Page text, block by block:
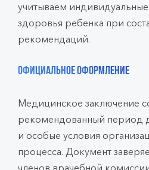
учитываем
здоровья ребенка при
рекомендаций.
Официальное оформление
Медицинское заключение
рекомендованный период
и особые условия
процесса. Документ